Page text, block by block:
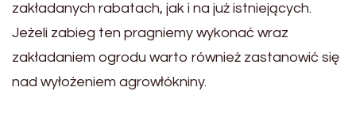
zakładanych rabatach, jak i na już istniejących.
Jeżeli zabieg ten pragniemy wykonać wraz
zakładaniem ogrodu warto również zastanowić się
nad wyłożeniem agrowłókniny.